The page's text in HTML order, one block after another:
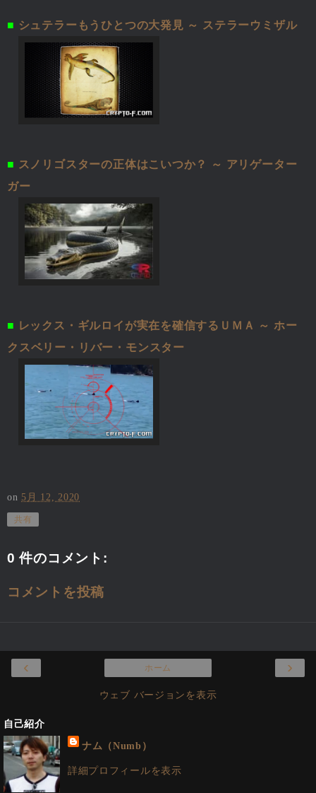
■ シュテラーもうひとつの大発見 ～ ステラーウミザル
■ スノリゴスターの正体はこいつか？ ～ アリゲーター
ガー
■ レックス・ギルロイが実在を確信するＵＭＡ ～ ホー
クスベリー・リバー・モンスター
on 5月 12, 2020
共有
0 件のコメント:
コメントを投稿
‹ ›
ホーム
ウェブ バージョンを表示
自己紹介
ナム（Numb）
詳細プロフィールを表示